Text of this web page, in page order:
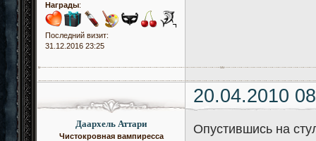
Награды:
Последний визит:
31.12.2016 23:25
20.04.2010
Даархель Аттари
Чистокровная вампиресса
Опустившись на